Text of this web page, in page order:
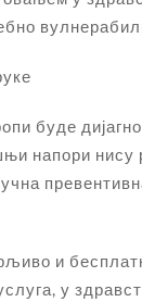
буде
напори нису
и
у